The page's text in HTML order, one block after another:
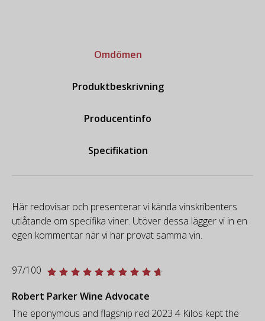
Omdömen
Produktbeskrivning
Producentinfo
Specifikation
Här redovisar och presenterar vi kända vinskribenters
utlåtande om specifika viner. Utöver dessa lägger vi in en
egen kommentar när vi har provat samma vin.
97/100
Robert Parker Wine Advocate
The eponymous and flagship red 2023 4 Kilos kept the